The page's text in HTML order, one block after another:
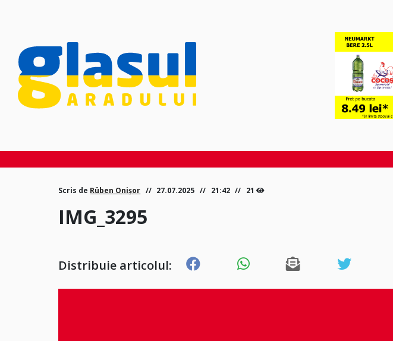
Scris de Rüben Onișor 27.07.2025 21:42 21
IMG_3295
Distribuie articolul: